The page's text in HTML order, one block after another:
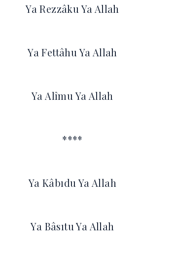
Ya Rezzâku Ya Allah
Ya Fettâhu Ya Allah
Ya Alîmu Ya Allah
****
Ya Kâbıdu Ya Allah
Ya Bâsıtu Ya Allah